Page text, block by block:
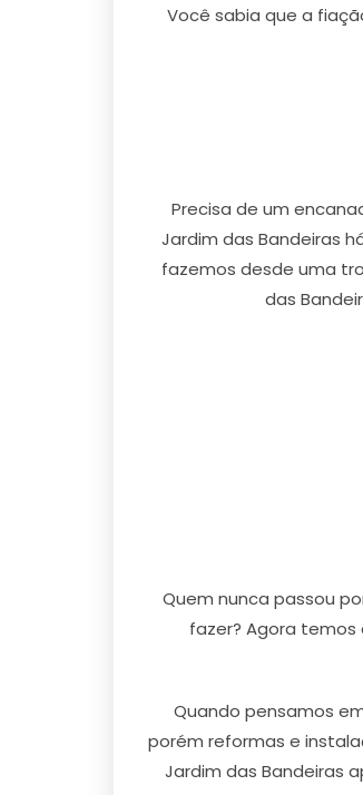
Você sabia que a
Precisa de um
Jardim das Bandeiras
fazemos desde uma
das
Quem nunca passou
fazer? Agora temos
Quando pensamos
porém reformas e
Jardim das Bandeiras